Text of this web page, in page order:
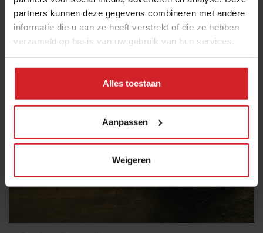
partners kunnen deze gegevens combineren met andere
informatie die u aan ze heeft verstrekt of die ze hebben
verzameld op basis van uw gebruik van hun services.
Alles toestaan
Aanpassen
Weigeren
26 maart 2014 | 2 min